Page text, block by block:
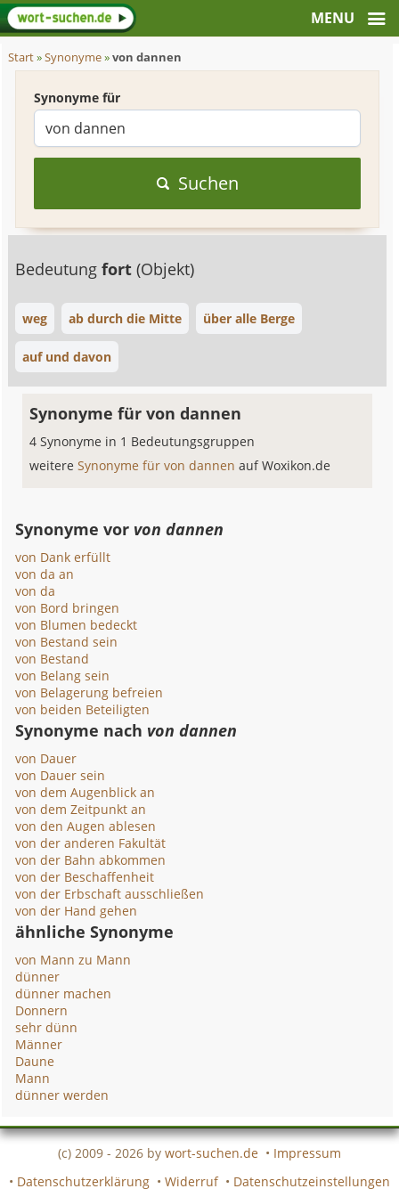
Start»Synonyme»von dannen
Synonyme für
Suchen
Bedeutungfort(Objekt)
weg ab durch die Mitte über alle Berge
auf und davon
Synonyme für von dannen
4 Synonyme in 1 Bedeutungsgruppen
weitereSynonyme für von dannenauf Woxikon.de
Synonyme vor von dannen
von Dank erfüllt
von da an
von da
von Bord bringen
von Blumen bedeckt
von Bestand sein
von Bestand
von Belang sein
von Belagerung befreien
von beiden Beteiligten
Synonyme nach von dannen
von Dauer
von Dauer sein
von dem Augenblick an
von dem Zeitpunkt an
von den Augen ablesen
von der anderen Fakultät
von der Bahn abkommen
von der Beschaffenheit
von der Erbschaft ausschließen
von der Hand gehen
ähnliche Synonyme
von Mann zu Mann
dünner
dünner machen
Donnern
sehr dünn
Männer
Daune
Mann
dünner werden
(c) 2009 - 2026 by wort-suchen.de • Impressum
• Datenschutzerklärung • Widerruf • Datenschutzeinstellungen